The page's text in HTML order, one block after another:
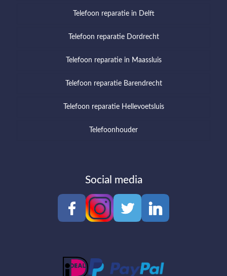
Telefoon reparatie in Delft
Telefoon reparatie Dordrecht
Telefoon reparatie in Maassluis
Telefoon reparatie Barendrecht
Telefoon reparatie Hellevoetsluis
Telefoonhouder
Social media